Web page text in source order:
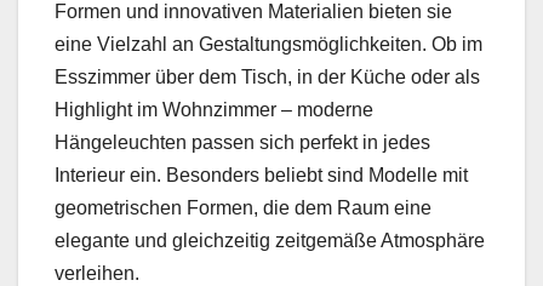
Formen und innovativen Materialien bieten sie
eine Vielzahl an Gestaltungsmöglichkeiten. Ob im
Esszimmer über dem Tisch, in der Küche oder als
Highlight im Wohnzimmer – moderne
Hängeleuchten passen sich perfekt in jedes
Interieur ein. Besonders beliebt sind Modelle mit
geometrischen Formen, die dem Raum eine
elegante und gleichzeitig zeitgemäße Atmosphäre
verleihen.